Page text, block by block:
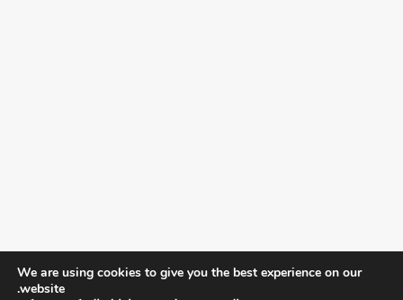
We are using cookies to give you the best experience on our
website.